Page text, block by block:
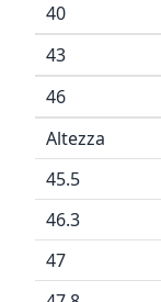
40
43
46
Altezza
45.5
46.3
47